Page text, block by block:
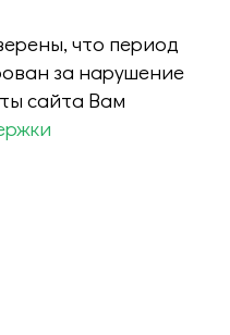
что период
за нарушение
сайта Вам